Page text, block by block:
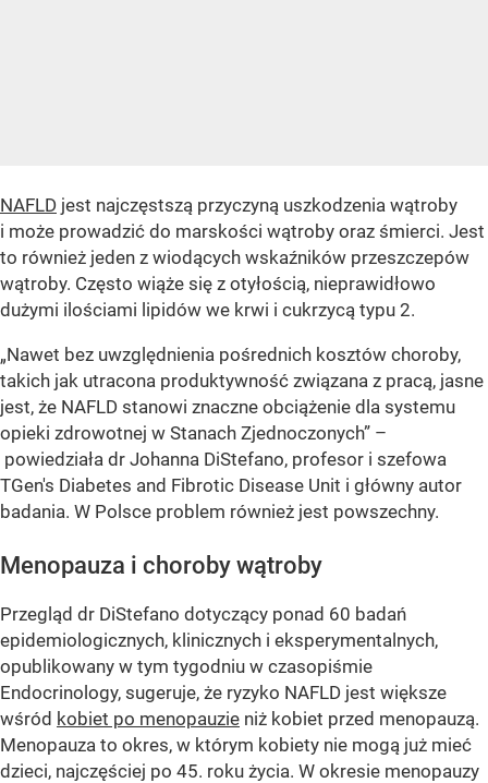
NAFLD jest najczęstszą przyczyną uszkodzenia wątroby
i może prowadzić do marskości wątroby oraz śmierci. Jest
to również jeden z wiodących wskaźników przeszczepów
wątroby. Często wiąże się z otyłością, nieprawidłowo
dużymi ilościami lipidów we krwi i cukrzycą typu 2.
„Nawet bez uwzględnienia pośrednich kosztów choroby,
takich jak utracona produktywność związana z pracą, jasne
jest, że NAFLD stanowi znaczne obciążenie dla systemu
opieki zdrowotnej w Stanach Zjednoczonych” –
powiedziała dr Johanna DiStefano, profesor i szefowa
TGen's Diabetes and Fibrotic Disease Unit i główny autor
badania. W Polsce problem również jest powszechny.
Menopauza i choroby wątroby
Przegląd dr DiStefano dotyczący ponad 60 badań
epidemiologicznych, klinicznych i eksperymentalnych,
opublikowany w tym tygodniu w czasopiśmie
Endocrinology, sugeruje, że ryzyko NAFLD jest większe
wśród kobiet po menopauzie niż kobiet przed menopauzą.
Menopauza to okres, w którym kobiety nie mogą już mieć
dzieci, najczęściej po 45. roku życia. W okresie menopauzy